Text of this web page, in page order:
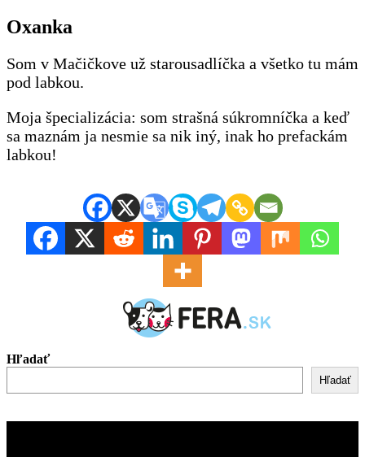
Oxanka
Som v Mačičkove už starousadlíčka a všetko tu mám
pod labkou.
Moja špecializácia: som strašná súkromníčka a keď
sa maznám ja nesmie sa nik iný, inak ho prefackám
labkou!
Hľadať
Hľadať